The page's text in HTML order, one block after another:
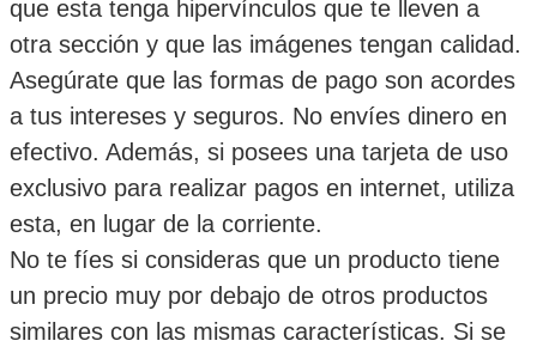
que esta tenga hipervínculos que te lleven a
otra sección y que las imágenes tengan calidad.
Asegúrate que las formas de pago son acordes
a tus intereses y seguros. No envíes dinero en
efectivo. Además, si posees una tarjeta de uso
exclusivo para realizar pagos en internet, utiliza
esta, en lugar de la corriente.
No te fíes si consideras que un producto tiene
un precio muy por debajo de otros productos
similares con las mismas características. Si se